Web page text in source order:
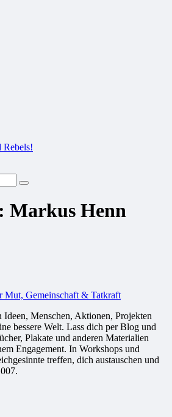
Rebels!
Suchen
Markus Henn
Mut, Gemeinschaft & Tatkraft
Ideen, Menschen, Aktionen, Projekten
bessere Welt. Lass dich per Blog und
Plakate und anderen Materialien
Engagement. In Workshops und
treffen, dich austauschen und